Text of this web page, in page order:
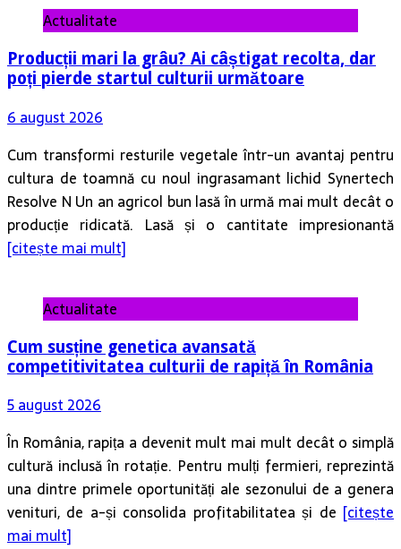
Actualitate
Producții mari la grâu? Ai câștigat recolta, dar
poți pierde startul culturii următoare
6 august 2026
Cum transformi resturile vegetale într-un avantaj pentru
cultura de toamnă cu noul ingrasamant lichid Synertech
Resolve N Un an agricol bun lasă în urmă mai mult decât o
producție ridicată. Lasă și o cantitate impresionantă
[citește mai mult]
Actualitate
Cum susține genetica avansată
competitivitatea culturii de rapiță în România
5 august 2026
În România, rapița a devenit mult mai mult decât o simplă
cultură inclusă în rotație. Pentru mulți fermieri, reprezintă
una dintre primele oportunități ale sezonului de a genera
venituri, de a-și consolida profitabilitatea și de [citește
mai mult]